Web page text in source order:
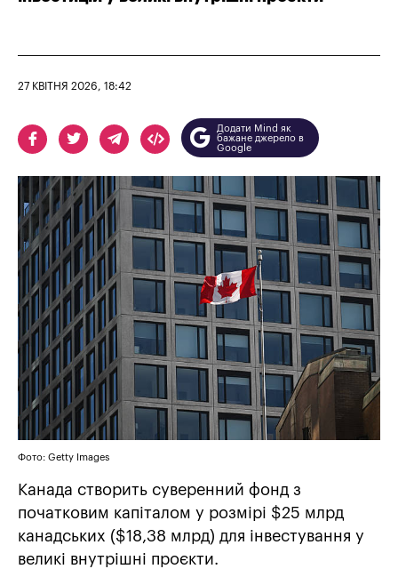
27 КВІТНЯ 2026, 18:42
Додати Mind як
бажане джерело в
Google
Фото: Getty Images
Канада створить суверенний фонд з
початковим капіталом у розмірі $25 млрд
канадських ($18,38 млрд) для інвестування у
великі внутрішні проєкти.